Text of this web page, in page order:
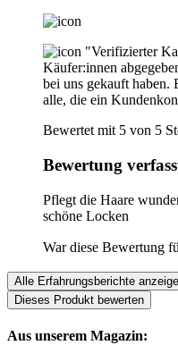
"Verifizierter
Käufer:innen
bei uns gekauft haben.
alle, die ein
Bewertet mit 5 von 5
Bewertung
Pflegt die Haare
schöne Locken
War diese Bewertung
Alle Erfahrungsberichte
Dieses Produkt bewerten
Aus unserem Magazin: